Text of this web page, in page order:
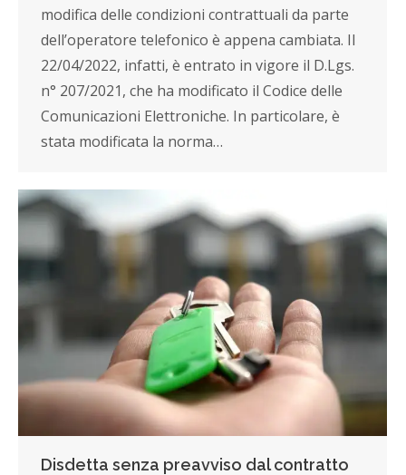
modifica delle condizioni contrattuali da parte
dell’operatore telefonico è appena cambiata. Il
22/04/2022, infatti, è entrato in vigore il D.Lgs.
n° 207/2021, che ha modificato il Codice delle
Comunicazioni Elettroniche. In particolare, è
stata modificata la norma…
Disdetta senza preavviso dal contratto